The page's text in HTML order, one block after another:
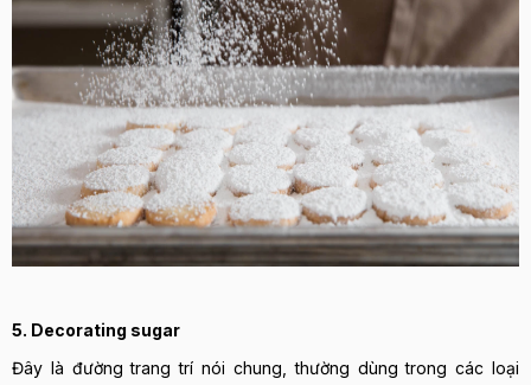
5. Decorating sugar
Đây là đường trang trí nói chung, thường dùng trong các loại